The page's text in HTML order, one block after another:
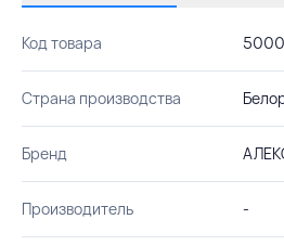
Код товара
Страна производства
Бренд
Производитель -